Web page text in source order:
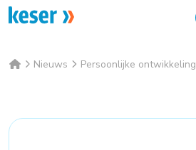
Nieuws Persoonlijke ontwikkeling